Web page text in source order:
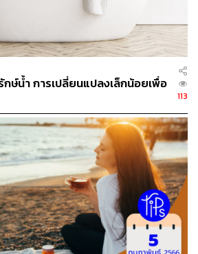
ษ์น้ำ การเปลี่ยนแปลงเล็กน้อยเพื่อ
113